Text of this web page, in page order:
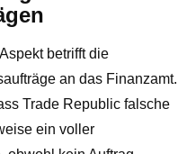
betrifft die
an das Finanzamt.
Trade Republic falsche
ein voller